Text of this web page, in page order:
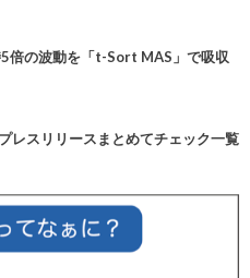
倍の波動を「t-Sort MAS」で吸収
プレスリリースまとめてチェック一覧